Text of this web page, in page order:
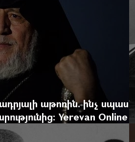
աթոռին. ինչ սպասել
Yerevan Online